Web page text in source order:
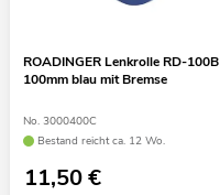
ROADINGER Lenkrolle RD-100B
100mm blau mit Bremse
No. 3000400C
Bestand reicht ca. 12 Wo.
11,50€